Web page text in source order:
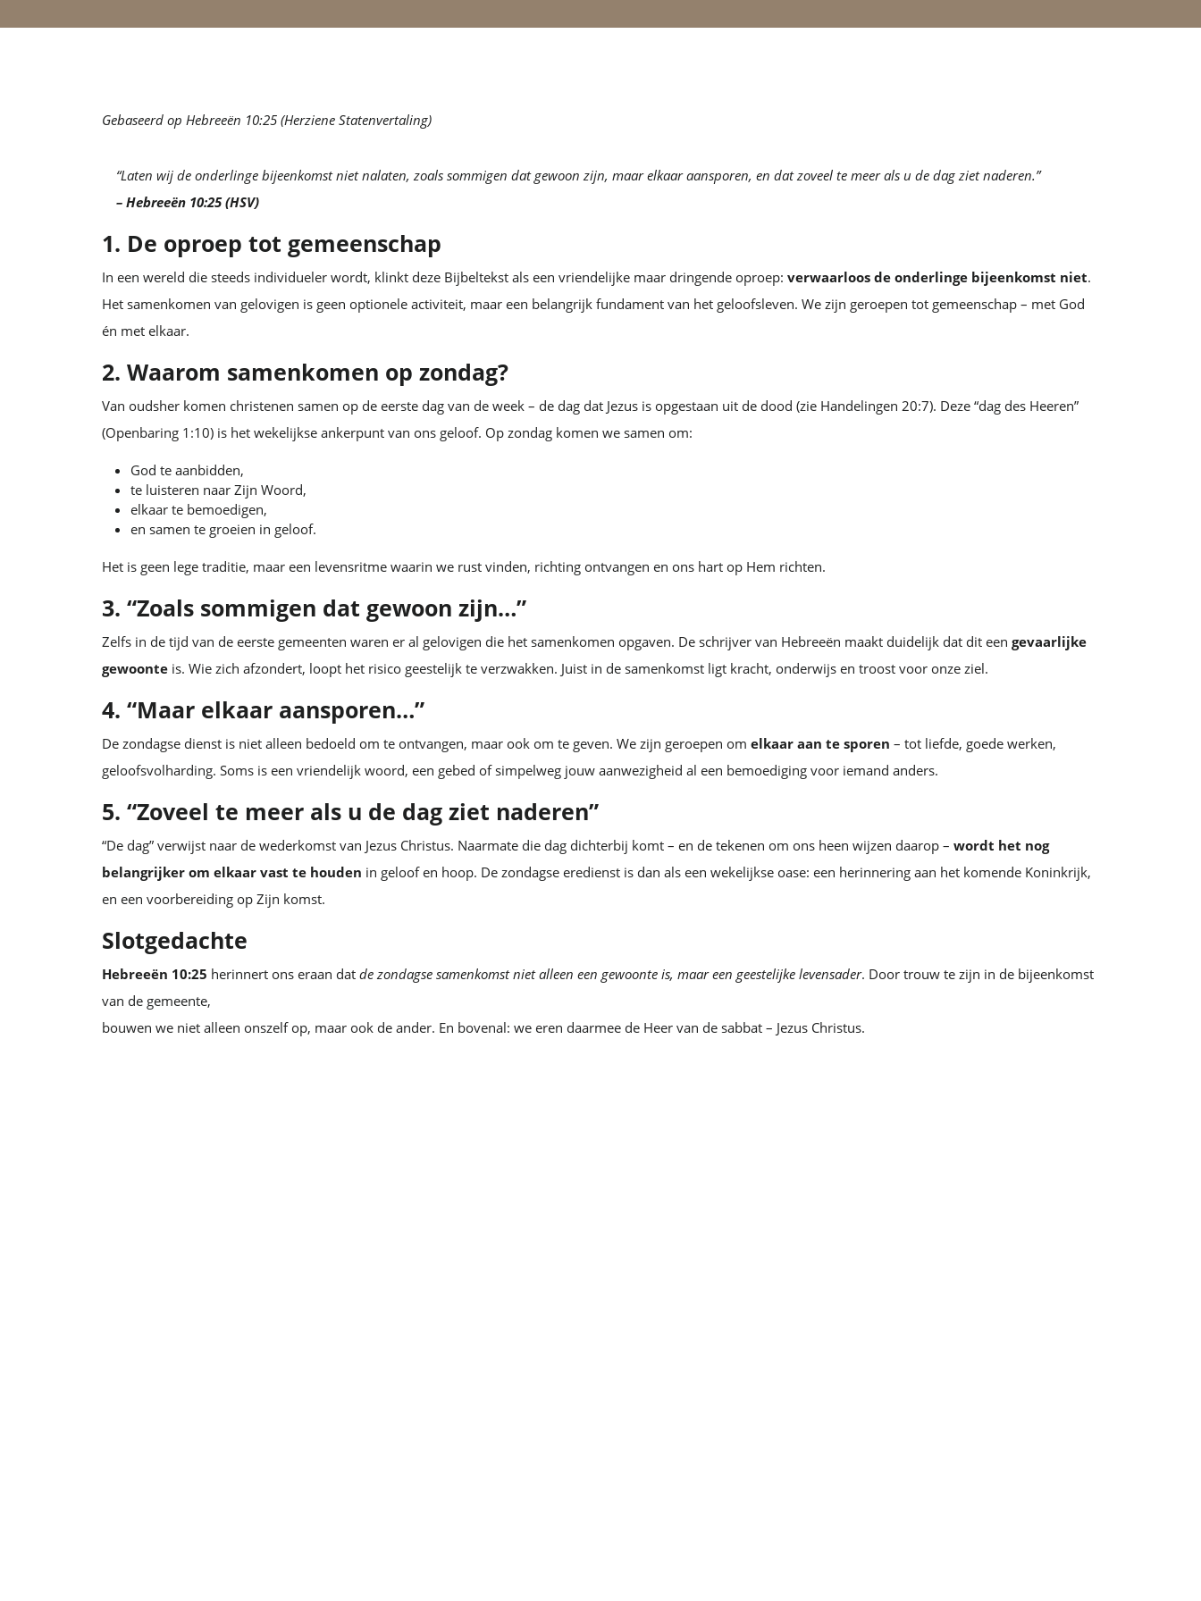
Gebaseerd op Hebreeën 10:25 (Herziene Statenvertaling)
“Laten wij de onderlinge bijeenkomst niet nalaten, zoals sommigen dat gewoon zijn, maar elkaar aansporen, en dat zoveel te meer als u de dag ziet naderen.”
– Hebreeën 10:25 (HSV)
1. De oproep tot gemeenschap
In een wereld die steeds individueler wordt, klinkt deze Bijbeltekst als een vriendelijke maar dringende oproep: verwaarloos de onderlinge bijeenkomst niet.
Het samenkomen van gelovigen is geen optionele activiteit, maar een belangrijk fundament van het geloofsleven. We zijn geroepen tot gemeenschap – met God
én met elkaar.
2. Waarom samenkomen op zondag?
Van oudsher komen christenen samen op de eerste dag van de week – de dag dat Jezus is opgestaan uit de dood (zie Handelingen 20:7). Deze “dag des Heeren”
(Openbaring 1:10) is het wekelijkse ankerpunt van ons geloof. Op zondag komen we samen om:
God te aanbidden,
te luisteren naar Zijn Woord,
elkaar te bemoedigen,
en samen te groeien in geloof.
Het is geen lege traditie, maar een levensritme waarin we rust vinden, richting ontvangen en ons hart op Hem richten.
3. “Zoals sommigen dat gewoon zijn…”
Zelfs in de tijd van de eerste gemeenten waren er al gelovigen die het samenkomen opgaven. De schrijver van Hebreeën maakt duidelijk dat dit een gevaarlijke
gewoonte is. Wie zich afzondert, loopt het risico geestelijk te verzwakken. Juist in de samenkomst ligt kracht, onderwijs en troost voor onze ziel.
4. “Maar elkaar aansporen…”
De zondagse dienst is niet alleen bedoeld om te ontvangen, maar ook om te geven. We zijn geroepen om elkaar aan te sporen – tot liefde, goede werken,
geloofsvolharding. Soms is een vriendelijk woord, een gebed of simpelweg jouw aanwezigheid al een bemoediging voor iemand anders.
5. “Zoveel te meer als u de dag ziet naderen”
“De dag” verwijst naar de wederkomst van Jezus Christus. Naarmate die dag dichterbij komt – en de tekenen om ons heen wijzen daarop – wordt het nog
belangrijker om elkaar vast te houden in geloof en hoop. De zondagse eredienst is dan als een wekelijkse oase: een herinnering aan het komende Koninkrijk,
en een voorbereiding op Zijn komst.
Slotgedachte
Hebreeën 10:25 herinnert ons eraan dat de zondagse samenkomst niet alleen een gewoonte is, maar een geestelijke levensader. Door trouw te zijn in de bijeenkomst
van de gemeente,
bouwen we niet alleen onszelf op, maar ook de ander. En bovenal: we eren daarmee de Heer van de sabbat – Jezus Christus.